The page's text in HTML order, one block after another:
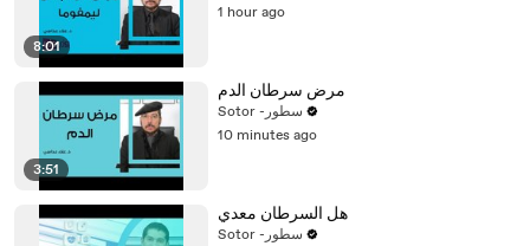
8:01
1 hour ago
3:51
مرض سرطان الدم
Sotor -سطور
10 minutes ago
هل السرطان معدي
Sotor -سطور